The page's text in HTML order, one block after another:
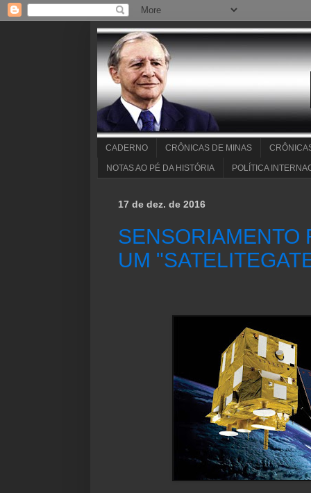
CADERNO CRÔNICAS DE MINAS
NOTAS AO PÉ DA HISTÓRIA POLÍTICA
17 de dez. de 2016
SENSORIAMENTO
UM